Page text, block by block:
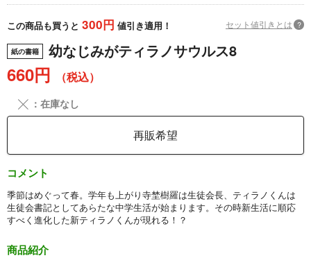
この商品も買うと 300円 値引き適用！ セット値引きとは ?
紙の書籍 幼なじみがティラノサウルス8
660円 （税込）
╳ ：在庫なし
再販希望
コメント
季節はめぐって春。学年も上がり寺埜樹羅は生徒会長、ティラノくんは
生徒会書記としてあらたな中学生活が始まります。その時新生活に順応
すべく進化した新ティラノくんが現れる！？
商品紹介